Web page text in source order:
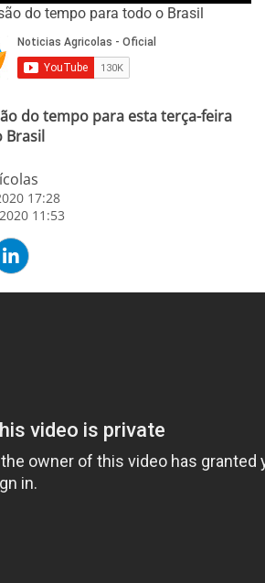
do tempo para todo o Brasil
do tempo para esta terça-feira
Brasil
17:28
11:53